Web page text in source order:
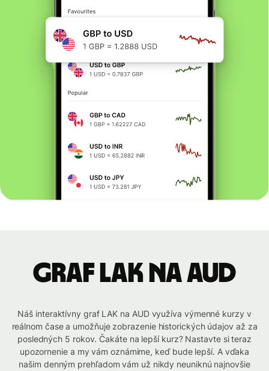
graf LAK na AUD
Náš interaktívny graf LAK na AUD využíva výmenné kurzy v
reálnom čase a umožňuje zobrazenie historických údajov až za
posledných 5 rokov. Čakáte na lepší kurz? Nastavte si teraz
upozornenie a my vám oznámime, keď bude lepší. A vďaka
našim denným prehľadom vám už nikdy neuniknú najnovšie